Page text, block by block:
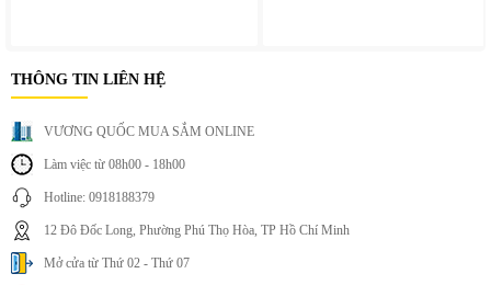
THÔNG TIN LIÊN HỆ
VƯƠNG QUỐC MUA SẮM ONLINE
Làm việc từ 08h00 - 18h00
Hotline: 0918188379
12 Đô Đốc Long, Phường Phú Thọ Hòa, TP Hồ Chí Minh
Mở cửa từ Thứ 02 - Thứ 07